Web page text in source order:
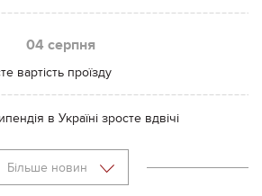
04 серпня
вартість проїзду
в Україні зросте вдвічі
Більше новин